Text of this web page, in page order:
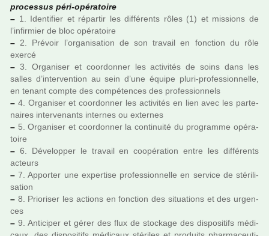
pro­ces­sus péri-opé­ra­toire
– 1. Identifier et répar­tir les dif­fé­rents rôles (1) et mis­sions de
l’infir­mier de bloc opé­ra­toire
– 2. Prévoir l’orga­ni­sa­tion de son tra­vail en fonc­tion du rôle
exercé
– 3. Organiser et coor­don­ner les acti­vi­tés de soins dans les
salles d’inter­ven­tion au sein d’une équipe pluri-pro­fes­sion­nelle,
en tenant compte des com­pé­ten­ces des pro­fes­sion­nels
– 4. Organiser et coor­don­ner les acti­vi­tés en lien avec les par­te­
nai­res inter­ve­nants inter­nes ou exter­nes
– 5. Organiser et coor­don­ner la conti­nuité du pro­gramme opé­ra­
toire
– 6. Développer le tra­vail en coo­pé­ra­tion entre les dif­fé­rents
acteurs
– 7. Apporter une exper­tise pro­fes­sion­nelle en ser­vice de sté­ri­li­
sa­tion
– 8. Prioriser les actions en fonc­tion des situa­tions et des urgen­
ces
– 9. Anticiper et gérer des flux de sto­ckage des dis­po­si­tifs médi­